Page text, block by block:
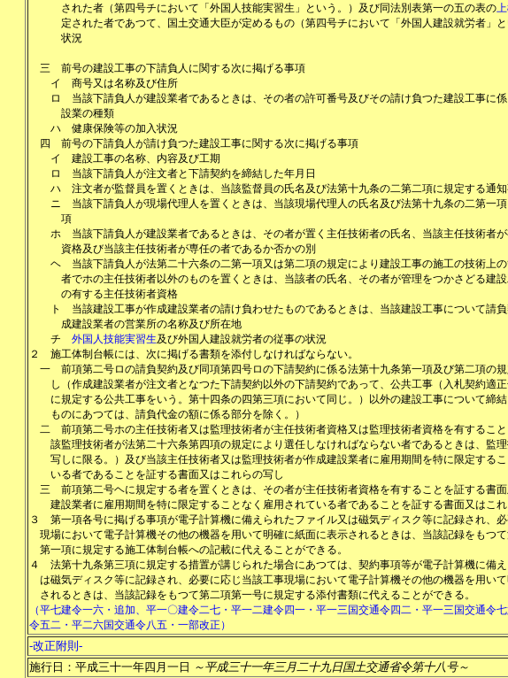
された者（第四号チにおいて「外国人技能実習生」という。）及び同法別表第一の五の表の
定された者であつて、国土交通大臣が定めるもの（第四号チにおいて「外国人建設就労者」
状況
三
前号の建設工事の下請負人に関する次に掲げる事項
イ
商号又は名称及び住所
ロ
当該下請負人が建設業者であるときは、その者の許可番号及びその請け負つた建設工事に
設業の種類
ハ
健康保険等の加入状況
四
前号の下請負人が請け負つた建設工事に関する次に掲げる事項
イ
建設工事の名称、内容及び工期
ロ
当該下請負人が注文者と下請契約を締結した年月日
ハ
注文者が監督員を置くときは、当該監督員の氏名及び法第十九条の二第二項に規定する通
ニ
当該下請負人が現場代理人を置くときは、当該現場代理人の氏名及び法第十九条の二第一
項
ホ
当該下請負人が建設業者であるときは、その者が置く主任技術者の氏名、当該主任技術者
資格及び当該主任技術者が専任の者であるか否かの別
ヘ
当該下請負人が法第二十六条の二第一項又は第二項の規定により建設工事の施工の技術上
者でホの主任技術者以外のものを置くときは、当該者の氏名、その者が管理をつかさどる建
の有する主任技術者資格
ト
当該建設工事が作成建設業者の請け負わせたものであるときは、当該建設工事について請
成建設業者の営業所の名称及び所在地
チ
外国人技能実習生及び外国人建設就労者の従事の状況
２
施工体制台帳には、次に掲げる書類を添付しなければならない。
一
前項第二号ロの請負契約及び同項第四号ロの下請契約に係る法第十九条第一項及び第二項の
し（作成建設業者が注文者となつた下請契約以外の下請契約であって、公共工事（入札契約適
に規定する公共工事をいう。第十四条の四第三項において同じ。）以外の建設工事について締
ものにあつては、請負代金の額に係る部分を除く。）
二
前項第二号ホの主任技術者又は監理技術者が主任技術者資格又は監理技術者資格を有するこ
該監理技術者が法第二十六条第四項の規定により選任しなければならない者であるときは、監
写しに限る。）及び当該主任技術者又は監理技術者が作成建設業者に雇用期間を特に限定する
いる者であることを証する書面又はこれらの写し
三
前項第二号ヘに規定する者を置くときは、その者が主任技術者資格を有することを証する書
建設業者に雇用期間を特に限定することなく雇用されている者であることを証する書面又はこ
３
第一項各号に掲げる事項が電子計算機に備えられたファイル又は磁気ディスク等に記録され、
現場において電子計算機その他の機器を用いて明確に紙面に表示されるときは、当該記録をもつ
第一項に規定する施工体制台帳への記載に代えることができる。
４
法第十九条第三項に規定する措置が講じられた場合にあつては、契約事項等が電子計算機に備
は磁気ディスク等に記録され、必要に応じ当該工事現場において電子計算機その他の機器を用い
されるときは、当該記録をもつて第二項第一号に規定する添付書類に代えることができる。
（平七建令一六・追加、平一〇建令二七・平一二建令四一・平一三国交通令四二・平一三国交通令
令五二・平二六国交通令八五・一部改正）
-改正附則-
施行日：平成三十一年四月一日 ～平成三十一年三月二十九日国土交通省令第十八号～